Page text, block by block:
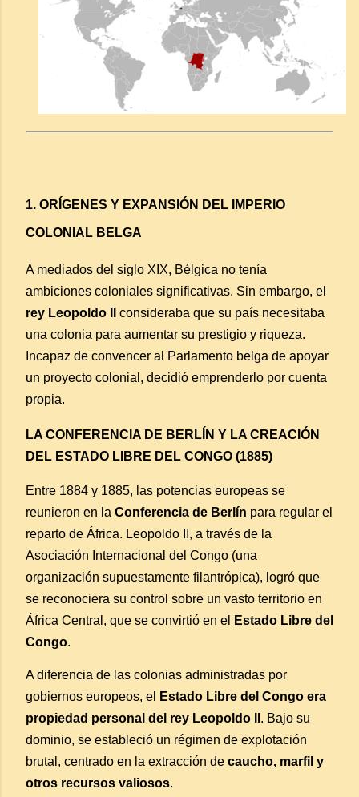
1. ORÍGENES Y EXPANSIÓN DEL IMPERIO
COLONIAL BELGA
A mediados del siglo XIX, Bélgica no tenía
ambiciones coloniales significativas. Sin embargo, el
rey Leopoldo II
consideraba que su país necesitaba
una colonia para aumentar su prestigio y riqueza.
Incapaz de convencer al Parlamento belga de apoyar
un proyecto colonial, decidió emprenderlo por cuenta
propia.
LA CONFERENCIA DE BERLÍN Y LA CREACIÓN
DEL ESTADO LIBRE DEL CONGO (1885)
Entre 1884 y 1885, las potencias europeas se
reunieron en la Conferencia de Berlín para regular el
reparto de África. Leopoldo II, a través de la
Asociación Internacional del Congo (una
organización supuestamente filantrópica), logró que
se reconociera su control sobre un vasto territorio en
África Central, que se convirtió en el
Estado Libre del
Congo.
A diferencia de las colonias administradas por
gobiernos europeos, el
Estado Libre del Congo era
propiedad personal del rey Leopoldo II . Bajo su
dominio, se estableció un régimen de explotación
brutal, centrado en la extracción de caucho, marfil y
otros recursos valiosos.